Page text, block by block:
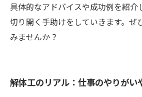
具体的なアドバイスや成功例を紹介
切り開く手助けをしていきます。ぜ
みませんか？
解体工のリアル：仕事のやりがい